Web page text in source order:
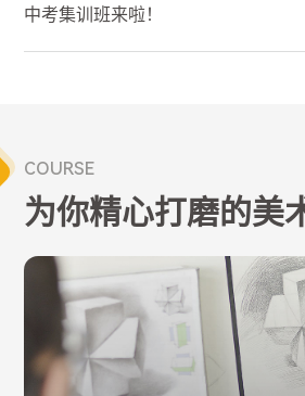
中考集训班来啦！
COURSE
为你精心打磨的美